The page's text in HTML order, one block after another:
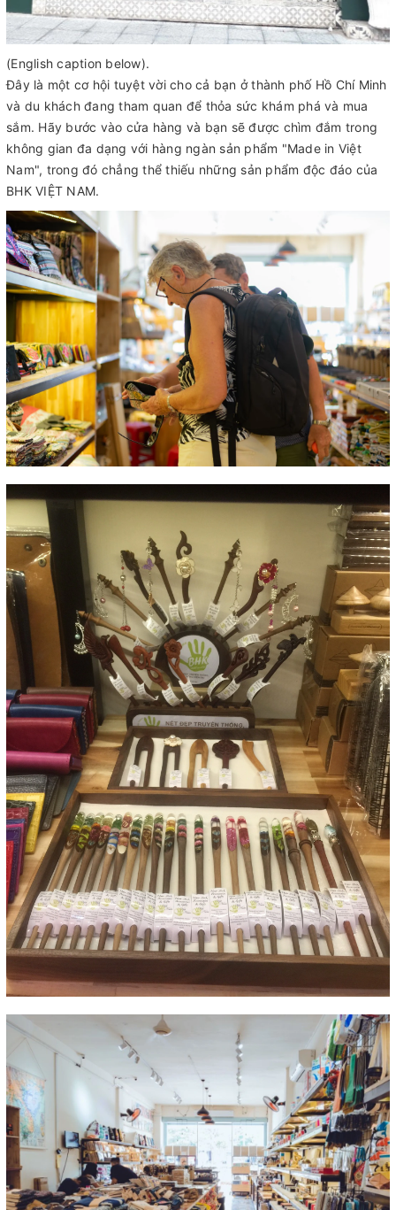
(English caption below).
Đây là một cơ hội tuyệt vời cho cả bạn ở thành phố Hồ Chí Minh
và du khách đang tham quan để thỏa sức khám phá và mua
sắm. Hãy bước vào cửa hàng và bạn sẽ được chìm đắm trong
không gian đa dạng với hàng ngàn sản phẩm "Made in Việt
Nam", trong đó chẳng thể thiếu những sản phẩm độc đáo của
BHK VIỆT NAM.